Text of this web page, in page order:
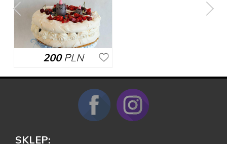
200PLN
SKLEP: